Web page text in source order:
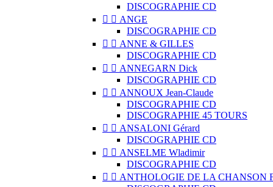
DISCOGRAPHIE CD
  ANGE
DISCOGRAPHIE CD
  ANNE & GILLES
DISCOGRAPHIE CD
  ANNEGARN Dick
DISCOGRAPHIE CD
  ANNOUX Jean-Claude
DISCOGRAPHIE CD
DISCOGRAPHIE 45 TOURS
  ANSALONI Gérard
DISCOGRAPHIE CD
  ANSELME Wladimir
DISCOGRAPHIE CD
  ANTHOLOGIE DE LA CHANSON